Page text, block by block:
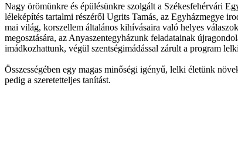
Nagy örömünkre és épülésünkre szolgált a Székesfehérvári
léleképítés tartalmi részéről Ugrits Tamás, az Egyházmegye
mai világ, korszellem általános kihívásaira való helyes
megosztására, az Anyaszentegyházunk feladatainak
imádkozhattunk, végül szentségimádással zárult a program
Összességében egy magas minőségi igényű, lelki életünk
pedig a szeretetteljes tanítást.